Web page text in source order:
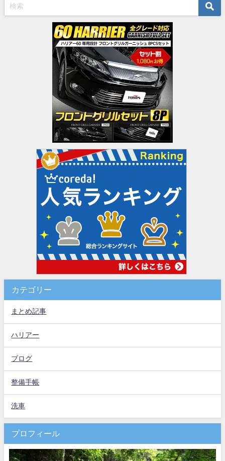
カテゴリー
まとめ記事
ハリアー
ブログ
整備手帳
洗車
プロフィール